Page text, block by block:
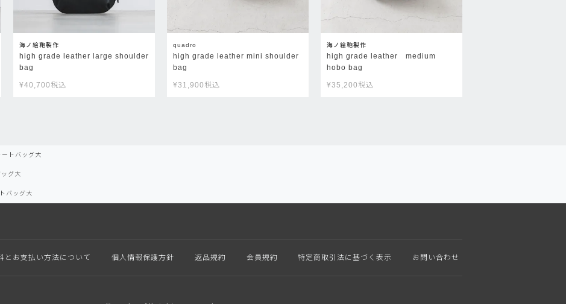
海ノ絵鞄製作
high grade leather large shoulder
bag
¥40,700 税込
quadro
high grade leather mini shoulder
bag
¥31,900 税込
海ノ絵鞄製作
high grade leather medium
hobo bag
¥35,200 税込
ートバッグ大
ッグ大
バッグ大
とお支払い方法について 個人情報保護方針 返品規約 会員規約 特定商取引法に基づく表示 お問い合わせ